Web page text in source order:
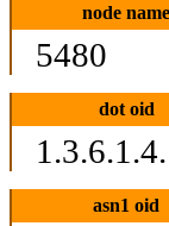
node name
5480
dot oid
asn1 oid